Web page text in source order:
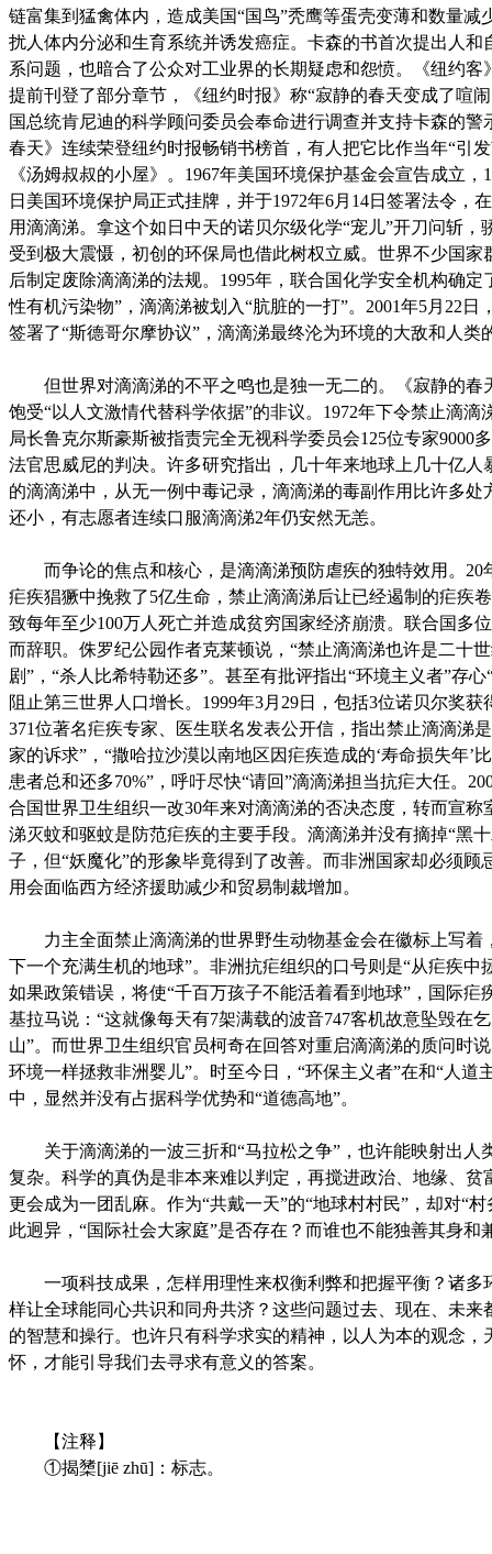
链富集到猛禽体内，造成美国“国鸟”秃鹰等蛋壳变薄和数量减
扰人体内分泌和生育系统并诱发癌症。卡森的书首次提出人和
系问题，也暗合了公众对工业界的长期疑虑和怨愤。《纽约客
提前刊登了部分章节，《纽约时报》称“寂静的春天变成了喧
国总统肯尼迪的科学顾问委员会奉命进行调查并支持卡森的警
春天》连续荣登纽约时报畅销书榜首，有人把它比作当年“引
《汤姆叔叔的小屋》。1967年美国环境保护基金会宣告成立，
日美国环境保护局正式挂牌，并于1972年6月14日签署法令，
用滴滴涕。拿这个如日中天的诺贝尔级化学“宠儿”开刀问斩，
受到极大震慑，初创的环保局也借此树权立威。世界不少国家
后制定废除滴滴涕的法规。1995年，联合国化学安全机构确定
性有机污染物”，滴滴涕被划入“肮脏的一打”。2001年5月22日
签署了“斯德哥尔摩协议”，滴滴涕最终沦为环境的大敌和人类
但世界对滴滴涕的不平之鸣也是独一无二的。《寂静的春
饱受“以人文激情代替科学依据”的非议。1972年下令禁止滴滴
局长鲁克尔斯豪斯被指责完全无视科学委员会125位专家9000
法官思威尼的判决。许多研究指出，几十年来地球上几十亿人
的滴滴涕中，从无一例中毒记录，滴滴涕的毒副作用比许多处
还小，有志愿者连续口服滴滴涕2年仍安然无恙。
而争论的焦点和核心，是滴滴涕预防虐疾的独特效用。20
疟疾猖獗中挽救了5亿生命，禁止滴滴涕后让已经遏制的疟疾
致每年至少100万人死亡并造成贫穷国家经济崩溃。联合国多
而辞职。侏罗纪公园作者克莱顿说，“禁止滴滴涕也许是二十
剧”，“杀人比希特勒还多”。甚至有批评指出“环境主义者”存心
阻止第三世界人口增长。1999年3月29日，包括3位诺贝尔奖获
371位著名疟疾专家、医生联名发表公开信，指出禁止滴滴涕
家的诉求”，“撒哈拉沙漠以南地区因疟疾造成的‘寿命损失年’
患者总和还多70%”，呼吁尽快“请回”滴滴涕担当抗疟大任。
合国世界卫生组织一改30年来对滴滴涕的否决态度，转而宣称
涕灭蚊和驱蚊是防范疟疾的主要手段。滴滴涕并没有摘掉“黑
子，但“妖魔化”的形象毕竟得到了改善。而非洲国家却必须顾
用会面临西方经济援助减少和贸易制裁增加。
力主全面禁止滴滴涕的世界野生动物基金会在徽标上写着
下一个充满生机的地球”。非洲抗疟组织的口号则是“从疟疾中
如果政策错误，将使“千百万孩子不能活着看到地球”，国际疟
基拉马说：“这就像每天有7架满载的波音747客机故意坠毁在
山”。而世界卫生组织官员柯奇在回答对重启滴滴涕的质问时
环境一样拯救非洲婴儿”。时至今日，“环保主义者”在和“人道
中，显然并没有占据科学优势和“道德高地”。
关于滴滴涕的一波三折和“马拉松之争”，也许能映射出人
复杂。科学的真伪是非本来难以判定，再搅进政治、地缘、贫
更会成为一团乱麻。作为“共戴一天”的“地球村村民”，却对“村
此迥异，“国际社会大家庭”是否存在？而谁也不能独善其身和
一项科技成果，怎样用理性来权衡利弊和把握平衡？诸多
样让全球能同心共识和同舟共济？这些问题过去、现在、未来
的智慧和操行。也许只有科学求实的精神，以人为本的观念，
怀，才能引导我们去寻求有意义的答案。
【注释】
①揭橥[jiē zhū]：标志。